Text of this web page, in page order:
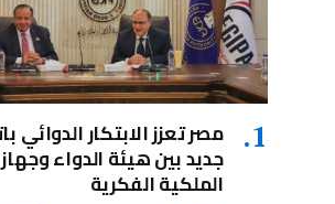
مصر تعزز الابتكار الدوائي
جديد بين هيئة الدواء وجهاز
الملكية الفكرية